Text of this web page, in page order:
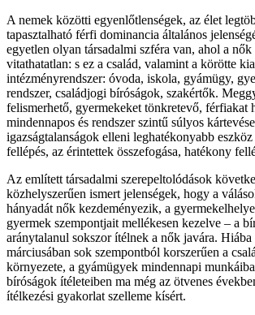
A nemek közötti egyenlőtlenségek, az élet
tapasztalható férfi dominancia általános
egyetlen olyan társadalmi szféra van, ahol a
vitathatatlan: s ez a család, valamint a körötte
intézményrendszer: óvoda, iskola, gyámügy,
rendszer, családjogi bíróságok, szakértők.
felismerhető, gyermekeket tönkretevő, férfiakat
mindennapos és rendszer szintű súlyos
igazságtalanságok elleni leghatékonyabb eszköz
fellépés, az érintettek összefogása, hatékony
Az említett társadalmi szerepeltolódások
közhelyszerűen ismert jelenségek, hogy a
hányadát nők kezdeményezik, a
gyermek szempontjait mellékesen kezelve – a
aránytalanul sokszor ítélnek a nők javára.
márciusában sok szempontból korszerűen a
környezete, a gyámügyek mindennapi
bíróságok ítéleteiben ma még az ötvenes
ítélkezési gyakorlat szelleme kísért.